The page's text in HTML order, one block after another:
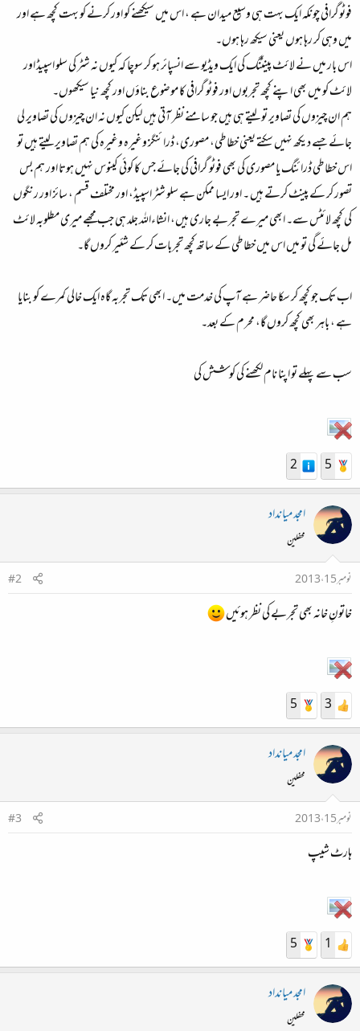
فوٹوگرافی چونکہ ایک بہت ہی وسیع میدان ہے ، اس میں سیکھنے کو اور کرنے کو بہت کچھ ہے اور
میں وہی کر رہا ہوں یعنی سیکھ رہا ہوں۔
اس بار میں نے لائٹ پینٹنگ کی ایک ویڈیو سے انسپائر ہو کر سوچا کہ کیوں نہ شٹر کی سلو اسپیڈ اور
لائٹ کو میں بھی اپنے کچھ تجربوں اور فوٹو گرافی کا موضوع بناؤں اور کچھ نیا سیکھوں۔
ہم ان چیزوں کی تصاویر تو لیتے ہی ہیں جو سامنے نظر آتی ہیں لیکن کیوں نہ ان چیزوں کی تصاویر لی
جائے جسے دیکھ نہیں سکتے یعنی خطاطی، مصوری، ڈرائنگز وغیرہ وغیرہ کی ہم تصاویر لیتے ہیں تو
اس خطاطی ڈرائنگ یا مصوری کی بھی فوٹو گرافی کی جائے جس کا کوئی کینوس نہیں ہوتا اور ہم بس
تصور کر کے پینٹ کرتے ہیں ۔ اور ایسا ممکن ہے سلو شٹر اسپیڈ، اور مختلف قسم ، سائز اور رنگوں
کی کچھ لائٹس سے۔ ابھی میرے تجربے جاری ہیں، انشاءاللہ جلد ہی جب مجھے میری مطلوبہ لائٹ
مل جائے گی تو میں اس میں خطاطی کے ساتھ کچھ تجربات کر کے شئیر کروں گا۔
اب تک جو کچھ کر سکا حاضر ہے آپ کی خدمت میں۔ ابھی تک تجربہ گاہ ایک خالی کمرے کو بنایا
ہے ، باہر بھی کچھ کروں گا، محرم کے بعد۔
سب سے پہلے تو اپنا نام لکھنے کی کوشش کی
5
2
امجد میانداد
محفلین
نومبر 15، 2013
#2
خاتونِ خانہ بھی تجربے کی نظر ہوئیں
3
5
امجد میانداد
محفلین
نومبر 15، 2013
#3
ہارٹ شیپ
1
5
امجد میانداد
محفلین